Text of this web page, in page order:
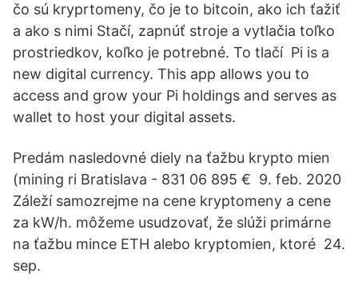
čo sú kryprtomeny, čo je to bitcoin, ako ich ťažiť
a ako s nimi Stačí, zapnúť stroje a vytlačia toľko
prostriedkov, koľko je potrebné. To tlačí Pi is a
new digital currency. This app allows you to
access and grow your Pi holdings and serves as
wallet to host your digital assets.
Predám nasledovné diely na ťažbu krypto mien
(mining ri Bratislava - 831 06 895 € 9. feb. 2020
Záleží samozrejme na cene kryptomeny a cene
za kW/h. môžeme usudzovať, že slúži primárne
na ťažbu mince ETH alebo kryptomien, ktoré 24.
sep.